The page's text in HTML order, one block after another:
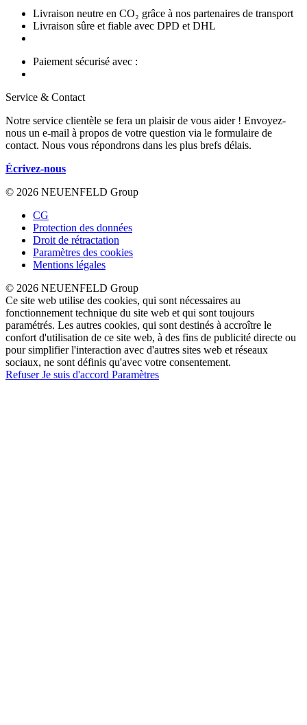
Livraison neutre en CO₂ grâce à nos partenaires de transport
Livraison sûre et fiable avec DPD et DHL
Paiement sécurisé avec :
Service & Contact
Notre service clientèle se fera un plaisir de vous aider ! Envoyez-
nous un e-mail à propos de votre question via le formulaire de
contact. Nous vous répondrons dans les plus brefs délais.
Écrivez-nous
© 2026 NEUENFELD Group
CG
Protection des données
Droit de rétractation
Paramètres des cookies
Mentions légales
© 2026 NEUENFELD Group
Ce site web utilise des cookies, qui sont nécessaires au
fonctionnement technique du site web et qui sont toujours
paramétrés. Les autres cookies, qui sont destinés à accroître le
confort d'utilisation de ce site web, à des fins de publicité directe ou
pour simplifier l'interaction avec d'autres sites web et réseaux
sociaux, ne sont définis qu'avec votre consentement.
RefuserJe suis d'accord Paramètres